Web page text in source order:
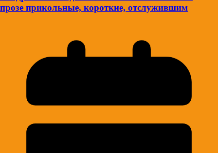
прозе прикольные, короткие, отслужившим